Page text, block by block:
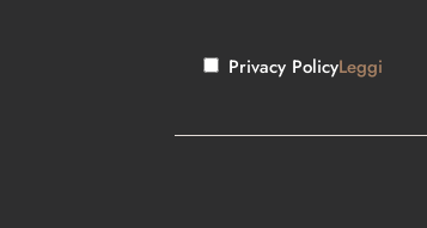
Privacy PolicyLeggi